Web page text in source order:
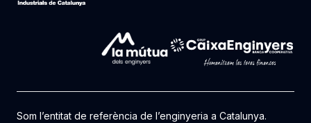
Som l’entitat de referència de l’enginyeria a Catalunya.